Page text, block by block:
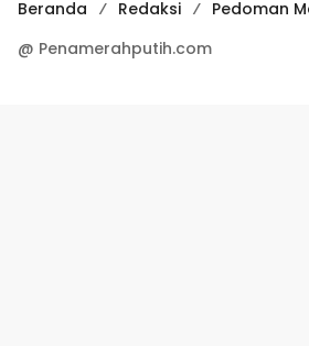
Beranda Redaksi
Pedoman
@ Penamerahputih.com